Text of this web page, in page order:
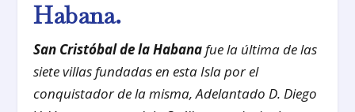
Habana.
San Cristóbal de la Habana fue la última de las
siete villas fundadas en esta Isla por el
conquistador de la misma, Adelantado D. Diego